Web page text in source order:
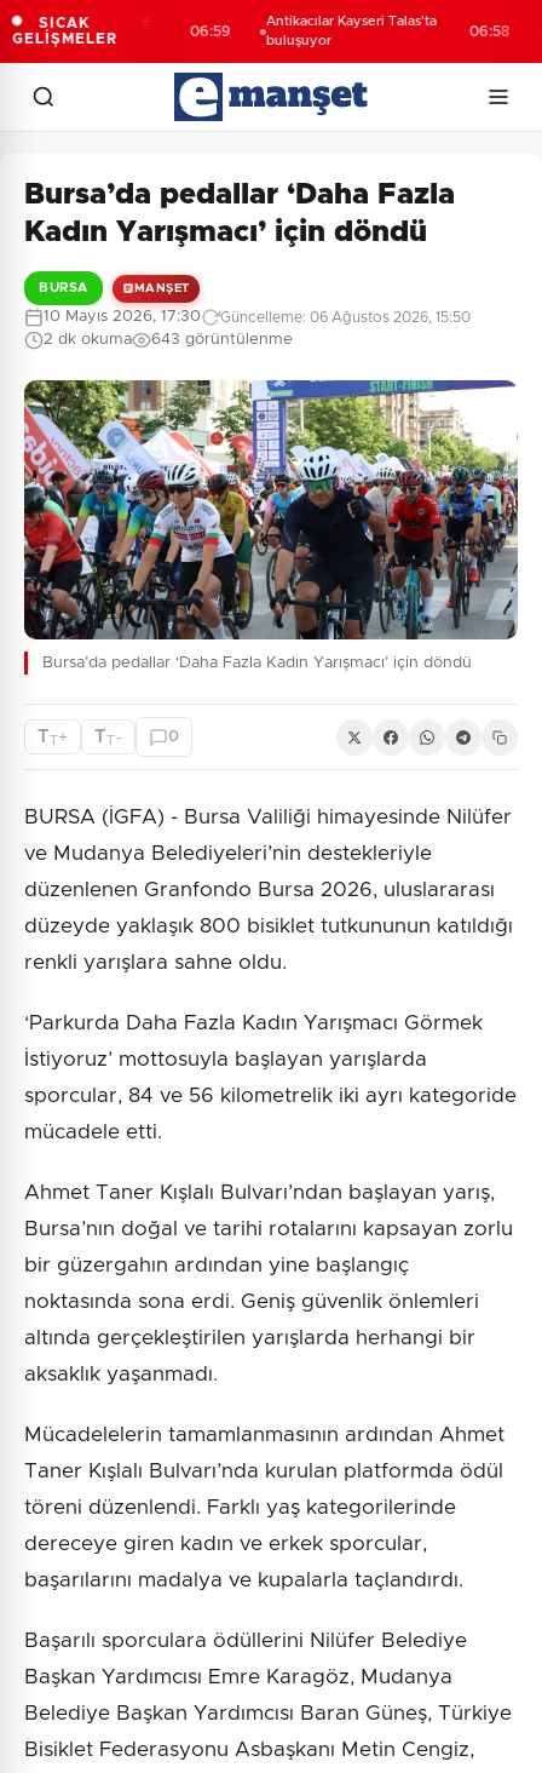
SICAK
GELİŞMELER
Melikgazi şantiye
döndü
06:59
Antikacılar Kayseri Talas'ta
buluşuyor
06:58
Bursa’da pedallar ‘Daha Fazla
Kadın Yarışmacı’ için döndü
BURSA MANŞET
10 Mayıs 2026, 17:30 Güncelleme: 06 Ağustos 2026, 15:50
2 dk okuma 643 görüntülenme
Bursa’da pedallar ‘Daha Fazla Kadın Yarışmacı’ için döndü
TT+ TT - 0
BURSA (İGFA) - ​Bursa Valiliği himayesinde Nilüfer
ve Mudanya Belediyeleri’nin destekleriyle
düzenlenen Granfondo Bursa 2026, uluslararası
düzeyde yaklaşık 800 bisiklet tutkununun katıldığı
renkli yarışlara sahne oldu.
‘Parkurda Daha Fazla Kadın Yarışmacı Görmek
İstiyoruz’ mottosuyla başlayan yarışlarda
sporcular, 84 ve 56 kilometrelik iki ayrı kategoride
mücadele etti.
Ahmet Taner Kışlalı Bulvarı’ndan başlayan yarış,
Bursa’nın doğal ve tarihi rotalarını kapsayan zorlu
bir güzergahın ardından yine başlangıç
noktasında sona erdi. Geniş güvenlik önlemleri
altında gerçekleştirilen yarışlarda herhangi bir
aksaklık yaşanmadı.
Mücadelelerin tamamlanmasının ardından Ahmet
Taner Kışlalı Bulvarı’nda kurulan platformda ödül
töreni düzenlendi. Farklı yaş kategorilerinde
dereceye giren kadın ve erkek sporcular,
başarılarını madalya ve kupalarla taçlandırdı.
​Başarılı sporculara ödüllerini Nilüfer Belediye
Başkan Yardımcısı Emre Karagöz, Mudanya
Belediye Başkan Yardımcısı Baran Güneş, Türkiye
Bisiklet Federasyonu Asbaşkanı Metin Cengiz,